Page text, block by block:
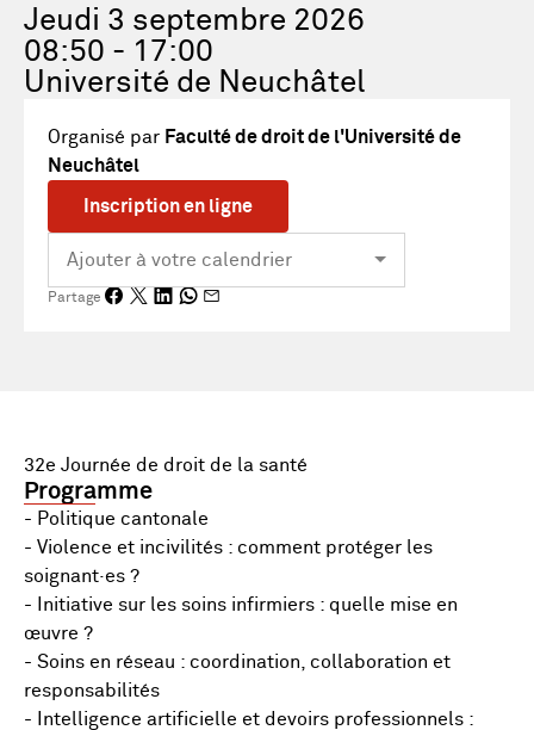
Jeudi 3 septembre 2026
08:50 - 17:00
Université de Neuchâtel
Organisé par Faculté de droit de l'Université de
Neuchâtel
Inscription en ligne
Partage
32e Journée de droit de la santé
Programme
- Politique cantonale
- Violence et incivilités : comment protéger les
soignant·es ?
- Initiative sur les soins infirmiers : quelle mise en
œuvre ?
- Soins en réseau : coordination, collaboration et
responsabilités
- Intelligence artificielle et devoirs professionnels :